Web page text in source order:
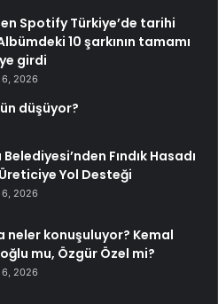
Spotify Türkiye’de tarihi
10 şarkının tamamı
girdi
2026
düşüyor?
Belediyesi’nden Fındık Hasadı
Yol Desteği
2026
neler konuşuluyor? Kemal
mu, Özgür Özel mi?
2026